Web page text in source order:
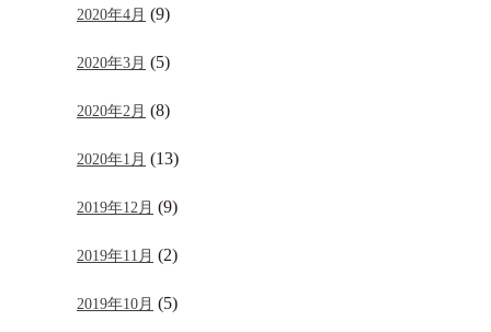
2020年4月 (9)
2020年3月 (5)
2020年2月 (8)
2020年1月 (13)
2019年12月 (9)
2019年11月 (2)
2019年10月 (5)